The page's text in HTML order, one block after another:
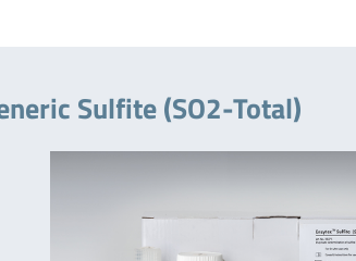
Sulfite (SO2-Total)